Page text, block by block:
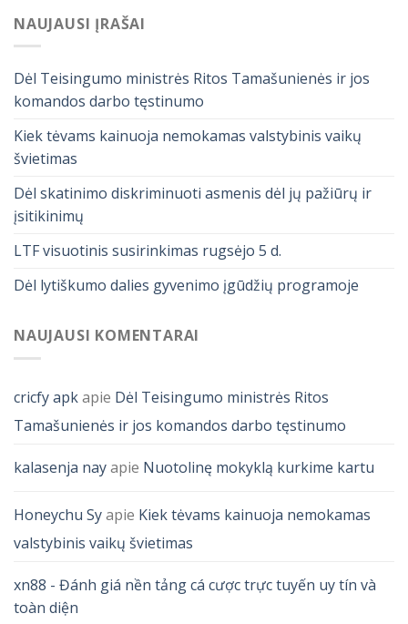
NAUJAUSI ĮRAŠAI
Dėl Teisingumo ministrės Ritos Tamašunienės ir jos
komandos darbo tęstinumo
Kiek tėvams kainuoja nemokamas valstybinis vaikų
švietimas
Dėl skatinimo diskriminuoti asmenis dėl jų pažiūrų ir
įsitikinimų
LTF visuotinis susirinkimas rugsėjo 5 d.
Dėl lytiškumo dalies gyvenimo įgūdžių programoje
NAUJAUSI KOMENTARAI
cricfy apkapie Dėl Teisingumo ministrės Ritos
Tamašunienės ir jos komandos darbo tęstinumo
kalasenja nayapie Nuotolinę mokyklą kurkime kartu
Honeychu Syapie Kiek tėvams kainuoja nemokamas
valstybinis vaikų švietimas
xn88 - Đánh giá nền tảng cá cược trực tuyến uy tín và
toàn diện